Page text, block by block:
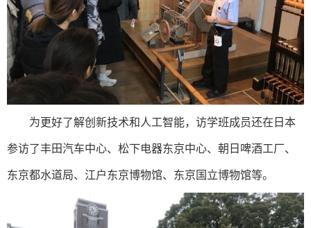
为更好了解创新技术和人工智能，访学班成员还在日本
参访了丰田汽车中心、松下电器东京中心、朝日啤酒工厂、
东京都水道局、江户东京博物馆、东京国立博物馆等。